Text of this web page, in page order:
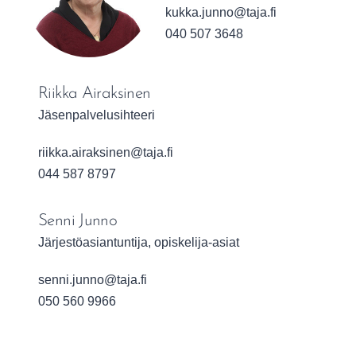
Sähköpostiosoite:
kukka.junno@taja.fi
040 507 3648
Riikka Airaksinen
Jäsenpalvelusihteeri
Sähköpostiosoite:
riikka.airaksinen@taja.fi
044 587 8797
Senni Junno
Järjestöasiantuntija, opiskelija-asiat
Sähköpostiosoite:
senni.junno@taja.fi
050 560 9966